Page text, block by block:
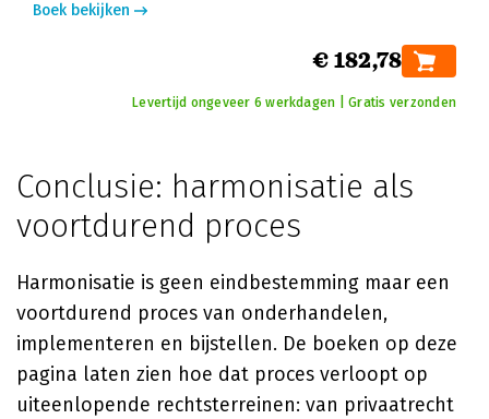
Boek bekijken
€ 182,78
Levertijd ongeveer 6 werkdagen | Gratis verzonden
Conclusie: harmonisatie als
voortdurend proces
Harmonisatie is geen eindbestemming maar een
voortdurend proces van onderhandelen,
implementeren en bijstellen. De boeken op deze
pagina laten zien hoe dat proces verloopt op
uiteenlopende rechtsterreinen: van privaatrecht